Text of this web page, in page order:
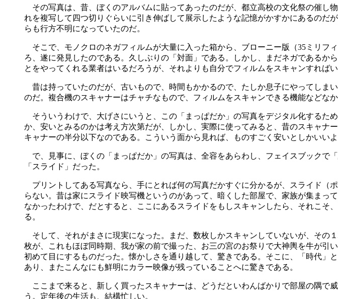
その写真は、昔、ぼくのアルバムに貼ってあったのだが、都立高校の文化祭の催し
れを複写して四つ切りぐらいに引き伸ばして展示したような記憶がかすかにあるの
らも行方不明になっていたのだ。
そこで、モノクロのネガフィルムが大量に入った箱から、ブローニー版（35ミリフ
ろ、遂に発見したのである。久しぶりの「対面」である。しかし、まだネガである
とをやってくれる業者はいるだろうが、それよりも自分でフィルムをスキャンすれば
昔は持っていたのだが、古いもので、時間もかかるので、たしか息子にやってしま
のだ。複合機のスキャナーはチャチなもので、フィルムをスキャンできる機能などな
そういうわけで、大げさにいうと、この「まっぱだか」の写真をデジタル化するた
か、安いとみるのかは考え方次第だが、しかし、実際に使ってみると、昔のスキャ
キャナーの半分以下なのである。こういう面から見れば、ものすごく安いとしかいいよ
で、見事に、ぼくの「まっぱだか」の写真は、全容をあらわし、フェイスブックで
「スライド」だった。
プリントしてある写真なら、手にとれば何の写真だかすぐに分かるが、スライド（
らない。昔は家にスライド映写機というのがあって、暗くした部屋で、家族が集ま
なかったわけで、だとすると、ここにあるスライドをもしスキャンしたら、それこ
る。
そして、それがまさに現実になった。まだ、数枚しかスキャンしていないが、その
枚が、これもほぼ同時期、我が家の前で撮った、お三の宮のお祭りで大神輿を牛が
初めて目にするものだった。懐かしさを通り越して、驚きである。そこに、「時代
あり、またこんなにも鮮明にカラー映像が残っていることへに驚きである。
ここまで来ると、新しく買ったスキャナーは、どうだといわんばかりで部屋の隅で
う。定年後の生活も、結構忙しい。